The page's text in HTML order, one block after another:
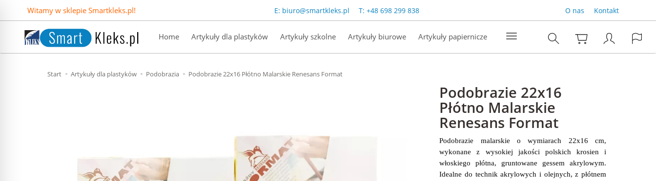
Witamy w sklepie Smartkleks.pl! E: biuro@smartkleks.pl T: +48 698 299 838 O nas Kontakt
Home Artykuły dla plastyków Artykuły szkolne Artykuły biurowe Artykuły papiernicze
Start Artykuły dla plastyków Podobrazia Podobrazie 22x16 Płótno Malarskie Renesans Format
Podobrazie 22x16
Płótno Malarskie
Renesans Format
Podobrazie malarskie o wymiarach 22x16 cm,
wykonane z wysokiej jakości polskich krosien i
włoskiego płótna, gruntowane gessem akrylowym.
Idealne do technik akrylowych i olejnych, z płótnem